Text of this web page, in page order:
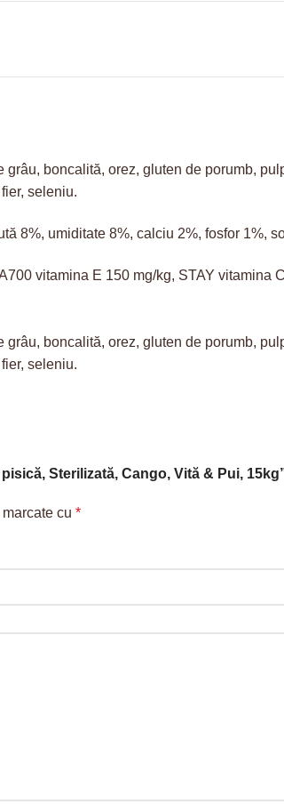
boncalită, orez, gluten de porumb,
seleniu.
8%, umiditate 8%, calciu 2%, fosfor 1%,
vitamina E 150 mg/kg, STAY vitamina
boncalită, orez, gluten de porumb,
seleniu.
Sterilizată, Cango, Vită & Pui,
cu *